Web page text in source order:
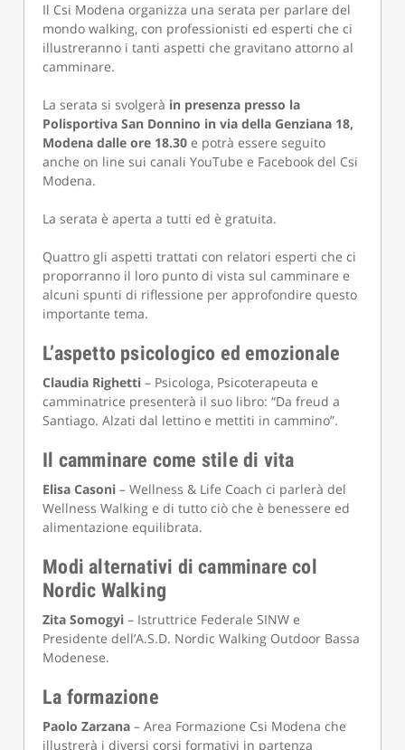
Il Csi Modena organizza una serata per parlare del
mondo walking, con professionisti ed esperti che ci
illustreranno i tanti aspetti che gravitano attorno al
camminare.
La serata si svolgerà in presenza presso la
Polisportiva San Donnino in via della Genziana 18,
Modena dalle ore 18.30 e potrà essere seguito
anche on line sui canali YouTube e Facebook del Csi
Modena.
La serata è aperta a tutti ed è gratuita.
Quattro gli aspetti trattati con relatori esperti che ci
proporranno il loro punto di vista sul camminare e
alcuni spunti di riflessione per approfondire questo
importante tema.
L’aspetto psicologico ed emozionale
Claudia Righetti – Psicologa, Psicoterapeuta e
camminatrice presenterà il suo libro: “Da freud a
Santiago. Alzati dal lettino e mettiti in cammino”.
Il camminare come stile di vita
Elisa Casoni– Wellness & Life Coach ci parlerà del
Wellness Walking e di tutto ciò che è benessere ed
alimentazione equilibrata.
Modi alternativi di camminare col
Nordic Walking
Zita Somogyi – Istruttrice Federale SINW e
Presidente dell’A.S.D. Nordic Walking Outdoor Bassa
Modenese.
La formazione
Paolo Zarzana – Area Formazione Csi Modena che
illustrerà i diversi corsi formativi in partenza